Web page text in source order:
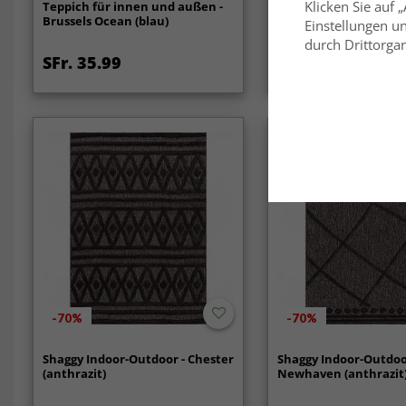
Teppich für innen und außen -
Brussels Ocean (blau)
SFr. 35.99
Teppich für innen
Arlo (blau)
-70%
Shaggy Indoor-Outdoor - Chester
(anthrazit)
-70%
Shaggy Indoor-
Newhaven
Klicken Sie auf
Einstellungen
durch